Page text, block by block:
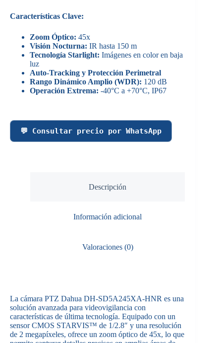
Características Clave:
Zoom Óptico: 45x
Visión Nocturna: IR hasta 150 m
Tecnología Starlight: Imágenes en color en baja
luz
Auto-Tracking y Protección Perimetral
Rango Dinámico Amplio (WDR): 120 dB
Operación Extrema: -40°C a +70°C, IP67
💬 Consultar precio por WhatsApp
Descripción
Información adicional
Valoraciones (0)
La cámara PTZ Dahua DH-SD5A245XA-HNR es una
solución avanzada para videovigilancia con
características de última tecnología. Equipado con un
sensor CMOS STARVIS™ de 1/2.8″ y una resolución
de 2 megapíxeles, ofrece un zoom óptico de 45x, lo que